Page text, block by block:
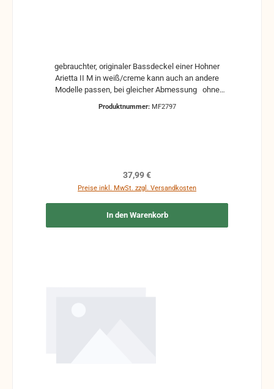
gebrauchter, originaler Bassdeckel einer Hohner
Arietta II M in weiß/creme kann auch an andere
Modelle passen, bei gleicher Abmessung ohne
Produktnummer: MF2797
Regulärer Preis:
37,99 €
Preise inkl. MwSt. zzgl. Versandkosten
In den Warenkorb